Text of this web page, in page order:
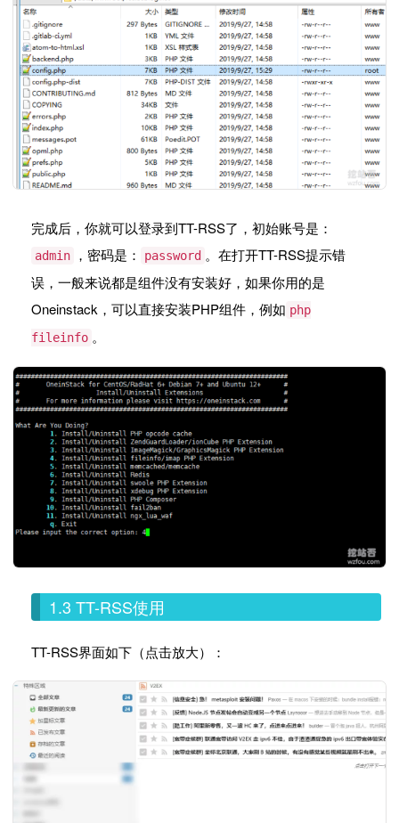
完成后，你就可以登录到TT-RSS了，初始账号是：
admin ，密码是： password 。在打开TT-RSS提示错
误，一般来说都是组件没有安装好，如果你用的是
Oneinstack，可以直接安装PHP组件，例如 php
fileinfo 。
1.3 TT-RSS使用
TT-RSS界面如下（点击放大）：